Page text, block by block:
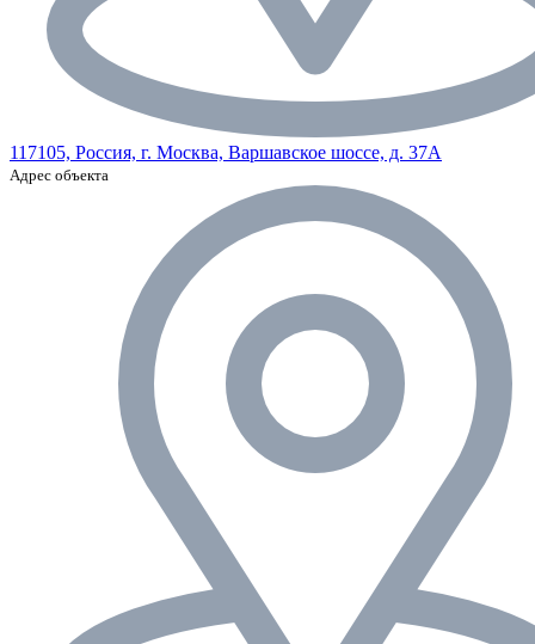
117105, Россия, г. Москва, Варшавское шоссе, д. 37А
Адрес объекта